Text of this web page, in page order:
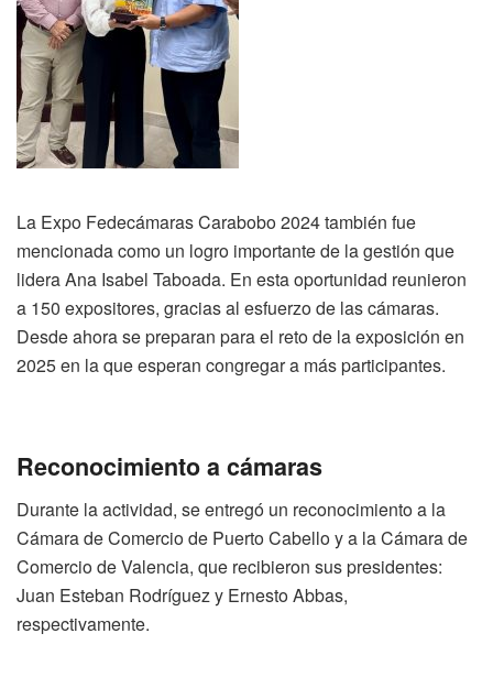
La Expo Fedecámaras Carabobo 2024 también fue
mencionada como un logro importante de la gestión que
lidera Ana Isabel Taboada. En esta oportunidad reunieron
a 150 expositores, gracias al esfuerzo de las cámaras.
Desde ahora se preparan para el reto de la exposición en
2025 en la que esperan congregar a más participantes.
Reconocimiento a cámaras
Durante la actividad, se entregó un reconocimiento a la
Cámara de Comercio de Puerto Cabello y a la Cámara de
Comercio de Valencia, que recibieron sus presidentes:
Juan Esteban Rodríguez y Ernesto Abbas,
respectivamente.